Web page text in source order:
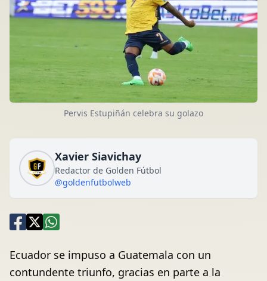
Pervis Estupiñán celebra su golazo
Xavier Siavichay
Redactor de Golden Fútbol
@goldenfutbolweb
Ecuador se impuso a Guatemala con un
contundente triunfo, gracias en parte a la